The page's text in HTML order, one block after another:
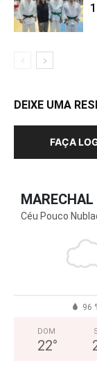
DEIXE UMA
FAÇA
Céu Pouco
96
DOM
22°